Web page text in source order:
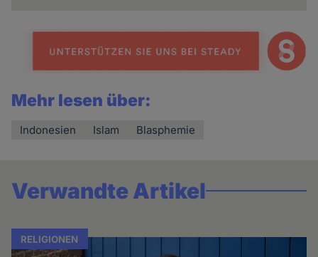
Mehr lesen über:
Indonesien Islam Blasphemie
Verwandte Artikel
RELIGIONEN